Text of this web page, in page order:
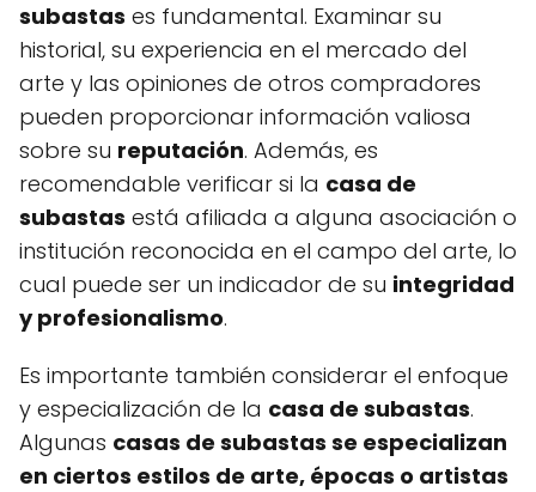
subastas es fundamental. Examinar su
historial, su experiencia en el mercado del
arte y las opiniones de otros compradores
pueden proporcionar información valiosa
sobre su reputación. Además, es
recomendable verificar si la casa de
subastas está afiliada a alguna asociación o
institución reconocida en el campo del arte, lo
cual puede ser un indicador de su integridad
y profesionalismo.
Es importante también considerar el enfoque
y especialización de la casa de subastas.
Algunas casas de subastas se especializan
en ciertos estilos de arte, épocas o artistas